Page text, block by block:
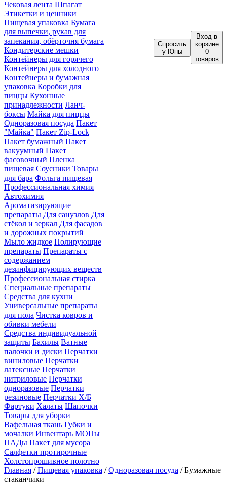
Чековая лента Шпагат
Этикетки и ценники
Пищевая упаковка Бумага
для выпечки, рукав для
запекания, обёрточня бумага
Кондитерские мешки
Контейнеры для горячего
Контейнеры для холодного
Контейнеры и бумажная
упаковка Коробки для
пиццы Кухонные
принадлежности Ланч-
боксы Майка для пиццы
Одноразовая посуда Пакет
"Майка" Пакет Zip-Lock
Пакет бумажный Пакет
вакуумный Пакет
фасовочный Пленка
пищевая Соусники Товары
для бара Фольга пищевая
Профессиональная химия
Автохимия
Ароматизирующие
препараты Для санузлов Для
стёкол и зеркал Для фасадов
и дорожных покрытий
Мыло жидкое Полирующие
препараты Препараты с
содержанием
дезинфицирующих веществ
Профессиональная стирка
Специальные препараты
Средства для кухни
Универсальные препараты
для пола Чистка ковров и
обивки мебели
Средства индивидуальной
защиты Бахилы Ватные
палочки и диски Перчатки
виниловые Перчатки
латексные Перчатки
нитриловые Перчатки
одноразовые Перчатки
резиновые Перчатки Х/Б
Фартуки Халаты Шапочки
Товары для уборки
Вафельная ткань Губки и
мочалки Инвентарь МОПы
ПАДы Пакет для мусора
Салфетки протирочные
Холстопрошивное полотно
Спросить
у Юны
Вход в
корзине
0
товаров
Главная /Пищевая упаковка /Одноразовая посуда / Бумажные
стаканчики